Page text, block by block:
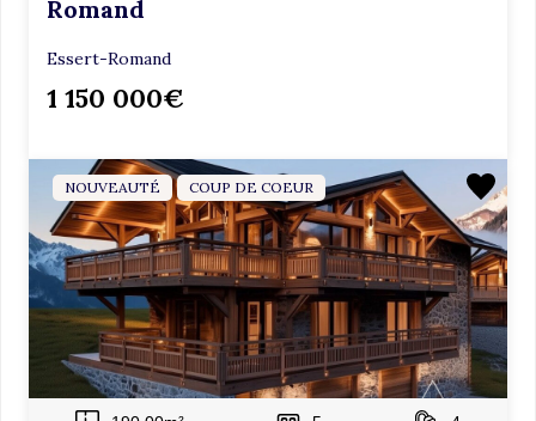
Romand
Essert-Romand
1 150 000€
NOUVEAUTÉ COUP DE COEUR